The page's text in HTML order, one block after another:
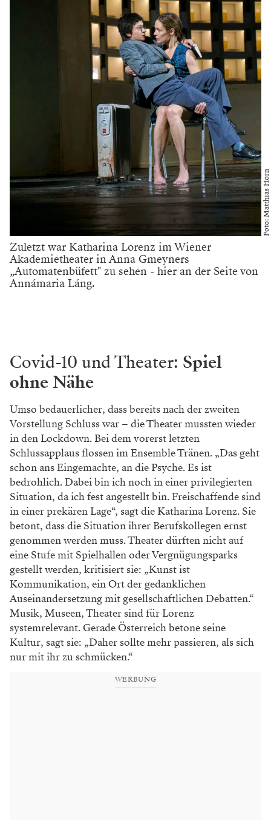
Foto: Matthias Horn
Zuletzt war Katharina Lorenz im Wiener
Akademietheater in Anna Gmeyners
„Automatenbüfett" zu sehen - hier an der Seite von
Annámaria Láng.
Covid-10 und Theater: Spiel
ohne Nähe
Umso bedauerlicher, dass bereits nach der zweiten
Vorstellung Schluss war – die Theater mussten wieder
in den Lockdown. Bei dem vorerst letzten
Schlussapplaus flossen im Ensemble Tränen. „Das geht
schon ans Eingemachte, an die Psyche. Es ist
bedrohlich. Dabei bin ich noch in einer privilegierten
Situation, da ich fest angestellt bin. Freischaffende sind
in einer prekären Lage“, sagt die Katharina Lorenz. Sie
betont, dass die Situation ihrer Berufskollegen ernst
genommen werden muss. Theater dürften nicht auf
eine Stufe mit Spielhallen oder Vergnügungsparks
gestellt werden, kritisiert sie: „Kunst ist
Kommunikation, ein Ort der gedanklichen
Auseinandersetzung mit gesellschaftlichen Debatten.“
Musik, Museen, Theater sind für Lorenz
systemrelevant. Gerade Österreich betone seine
Kultur, sagt sie: „Daher sollte mehr passieren, als sich
nur mit ihr zu schmücken.“
WERBUNG